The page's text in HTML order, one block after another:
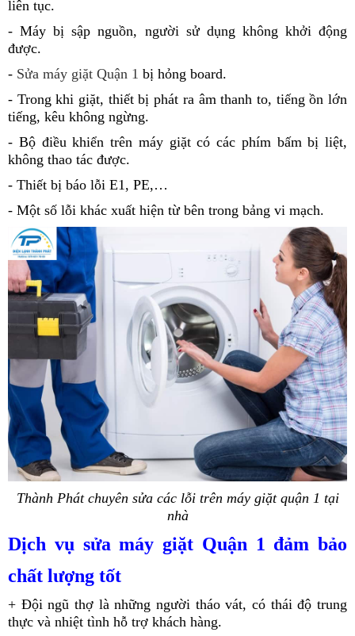
liên tục.
- Máy bị sập nguồn, người sử dụng không khởi động
được.
- Sửa máy giặt Quận 1 bị hỏng board.
- Trong khi giặt, thiết bị phát ra âm thanh to, tiếng ồn lớn
tiếng, kêu không ngừng.
- Bộ điều khiển trên máy giặt có các phím bấm bị liệt,
không thao tác được.
- Thiết bị báo lỗi E1, PE,…
- Một số lỗi khác xuất hiện từ bên trong bảng vi mạch.
Thành Phát chuyên sửa các lỗi trên máy giặt quận 1 tại
nhà
Dịch vụ sửa máy giặt Quận 1 đảm bảo
chất lượng tốt
+ Đội ngũ thợ là những người tháo vát, có thái độ trung
thực và nhiệt tình hỗ trợ khách hàng.